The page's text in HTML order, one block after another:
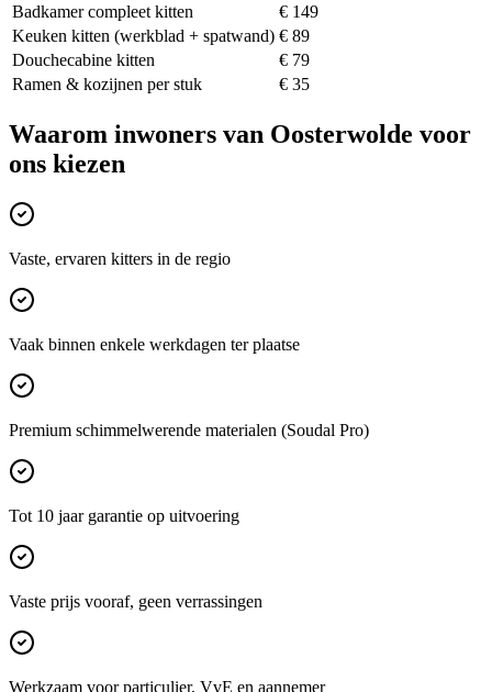
Badkamer compleet kitten
€ 149
Keuken kitten (werkblad + spatwand) € 89
Douchecabine kitten
€ 79
Ramen & kozijnen per stuk
€ 35
Waarom inwoners van Oosterwolde voor
ons kiezen
Vaste, ervaren kitters in de regio
Vaak binnen enkele werkdagen ter plaatse
Premium schimmelwerende materialen (Soudal Pro)
Tot 10 jaar garantie op uitvoering
Vaste prijs vooraf, geen verrassingen
Werkzaam voor particulier, VvE en aannemer